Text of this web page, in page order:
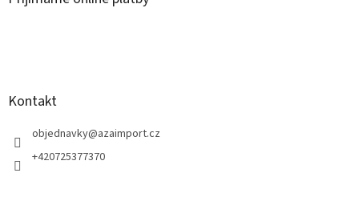
Kontakt
objednavky@azaimport.cz
+420725377370